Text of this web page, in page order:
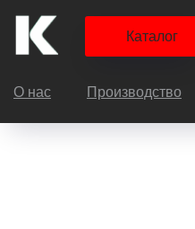
Каталог
О нас Производство